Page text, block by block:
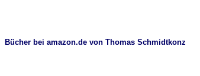
Bücher bei amazon.de von Thomas Schmidtkonz